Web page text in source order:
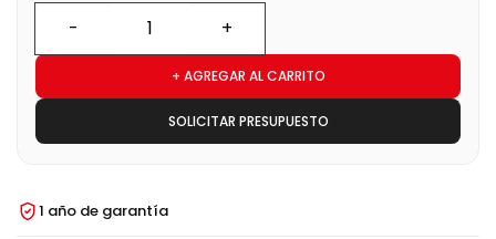
+ AGREGAR AL CARRITO
SOLICITAR PRESUPUESTO
1 año de garantía